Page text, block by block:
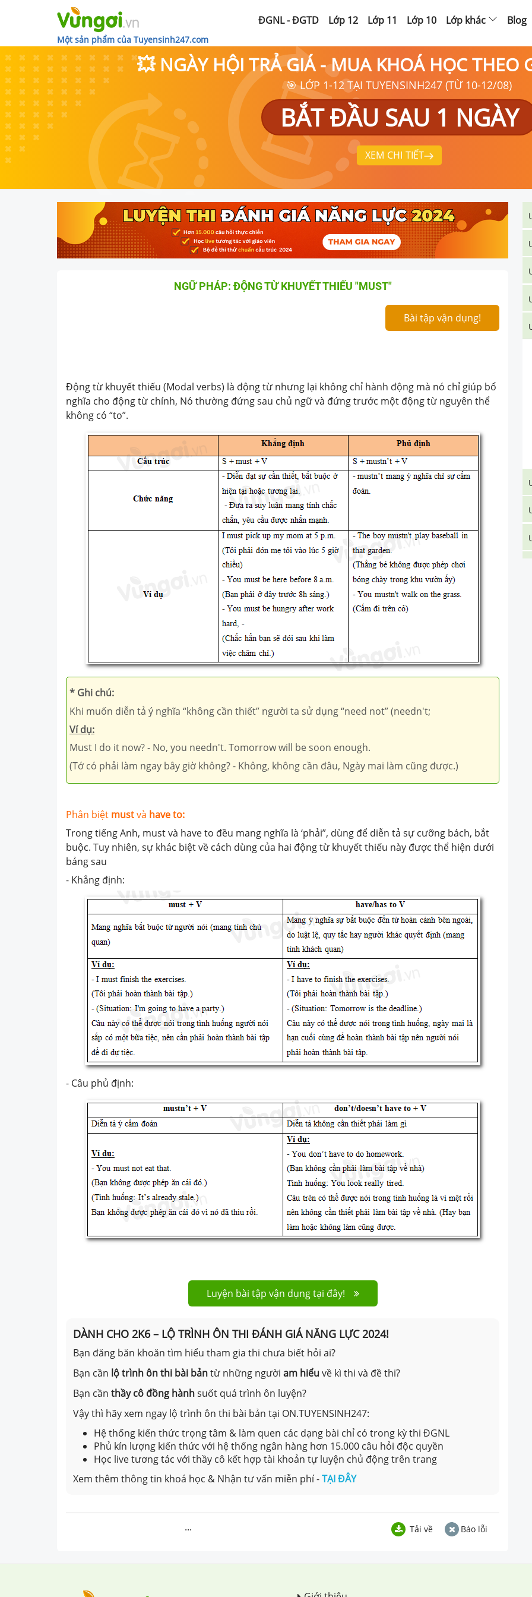
Một sản phẩm của Tuyensinh247.com
ĐGNL - ĐGTD Lớp 12 Lớp 11 Lớp 10 Lớp khác Blog
💥 NGÀY HỘI TRẢ GIÁ - MUA KHOÁ HỌC THEO
🎯 LỚP 1-12 TẠI TUYENSINH247 (TỪ 10-12/08)
BẮT ĐẦU SAU 1 NGÀY
XEM CHI TIẾT
NGỮ PHÁP: ĐỘNG TỪ KHUYẾT THIẾU "MUST"
Bài tập vận dụng!
Động từ khuyết thiếu (Modal verbs) là động từ nhưng lại không chỉ hành động mà nó chỉ giúp bổ
nghĩa cho động từ chính, Nó thường đứng sau chủ ngữ và đứng trước một động từ nguyên thể
không có “to”.
* Ghi chú:
Khi muốn diễn tả ý nghĩa “không cần thiết” người ta sử dụng “need not” (needn't;
Ví dụ:
Must I do it now? - No, you needn't. Tomorrow will be soon enough.
(Tớ có phải làm ngay bây giờ không? - Không, không cần đâu, Ngày mai làm cũng được.)
Phân biệt mustvà have to:
Trong tiếng Anh, must và have to đều mang nghĩa là ‘phải”, dùng để diễn tả sự cưỡng bách, bắt
buộc. Tuy nhiên, sự khác biệt về cách dùng của hai động từ khuyết thiếu này được thể hiện dưới
bảng sau
- Khẳng định:
- Câu phủ định:
Luyện bài tập vận dụng tại đây!
DÀNH CHO 2K6 – LỘ TRÌNH ÔN THI ĐÁNH GIÁ NĂNG LỰC 2024!
Bạn đăng băn khoăn tìm hiểu tham gia thi chưa biết hỏi ai?
Bạn cần lộ trình ôn thi bài bảntừ những người am hiểuvề kì thi và đề thi?
Bạn cần thầy cô đồng hànhsuốt quá trình ôn luyện?
Vậy thì hãy xem ngay lộ trình ôn thi bài bản tại ON.TUYENSINH247:
Hệ thống kiến thức trọng tâm & làm quen các dạng bài chỉ có trong kỳ thi ĐGNL
Phủ kín lượng kiến thức với hệ thống ngân hàng hơn 15.000 câu hỏi độc quyền
Học live tương tác với thầy cô kết hợp tài khoản tự luyện chủ động trên trang
Xem thêm thông tin khoá học & Nhận tư vấn miễn phí -TẠI ĐÂY
... Tải về Báo lỗi